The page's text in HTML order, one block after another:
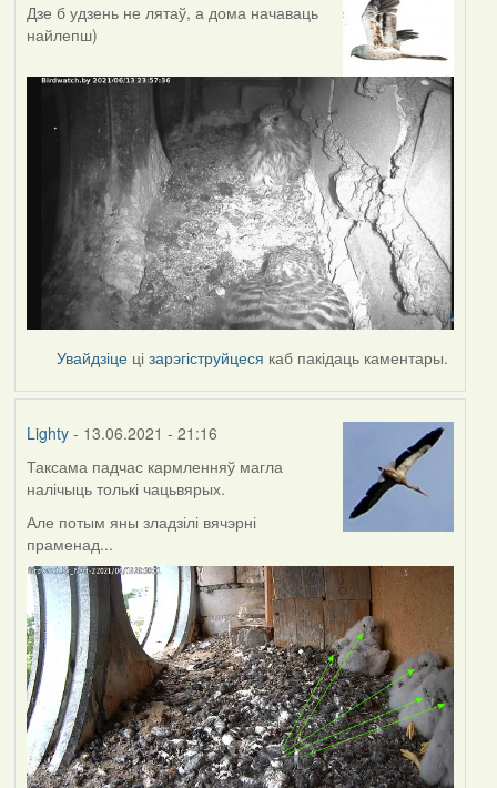
Дзе б удзень не лятаў, а дома начаваць
найлепш)
Увайдзіце цізарэгіструйцеся каб пакідаць каментары.
Lighty- 13.06.2021 - 21:16
Таксама падчас кармленняў магла
налічыць толькі чацьвярых.
Але потым яны зладзілі вячэрні
праменад...